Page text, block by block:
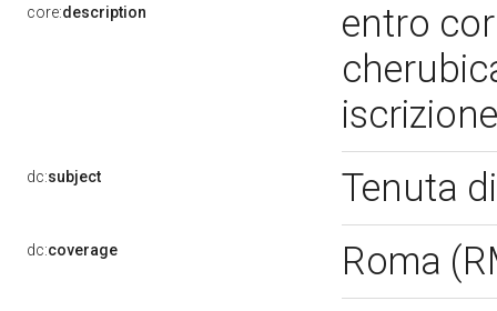
core:description
entro
dc:subject Tenuta
dc:coverage Roma